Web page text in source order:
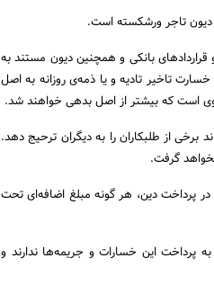
دیون تاجر ورشکسته است.
بانکی و همچنین دیون مستند به
تاخیر تادیه و یا ذمه‌ی روزانه به اصل
است که بیشتر از اصل بدهی خواهند شد.
برخی از طلبکاران را به دیگران ترحیج دهد.
گرفت.
در پرداخت دین، هر گونه مبلغ اضافه‌ای تحت
پرداخت این خسارات و جریمه‌ها ندارند و